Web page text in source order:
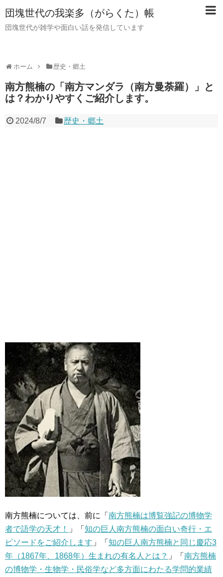
団塊世代の我楽多（がらくた）帳
団塊世代が雑学や面白い話を発信しています
ホーム 歴史・郷土
南方熊楠の「南方マンダラ（南方曼荼羅）」と
は？わかりやすくご紹介します。
2024/8/7 歴史・郷土
南方熊楠については、前に「 南方熊楠は博覧強記の博物学
者で語学の天才！
」「 知の巨人南方熊楠の面白い奇行・エ
ピソードをご紹介します 」「 知の巨人南方熊楠と同じ慶応3
年（1867年、1868年）生まれの有名人とは？ 」「 南方熊楠
の博物学・生物学・民俗学など多方面にわたる学問的業績